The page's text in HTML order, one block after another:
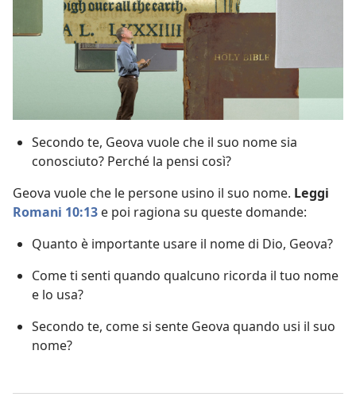
Secondo te, Geova vuole che il suo nome sia
conosciuto? Perché la pensi così?
Geova vuole che le persone usino il suo nome. Leggi
Romani 10:13 e poi ragiona su queste domande:
Quanto è importante usare il nome di Dio, Geova?
Come ti senti quando qualcuno ricorda il tuo nome
e lo usa?
Secondo te, come si sente Geova quando usi il suo
nome?